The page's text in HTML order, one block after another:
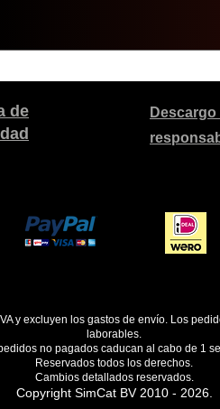
de
Descargo
y excluyen los gastos de envío. Los
laborables.
no pagados caducan al cabo de 1
Reservados todos los derechos.
Cambios detallados reservados.
Copyright SimCat BV 2010 - 2026.